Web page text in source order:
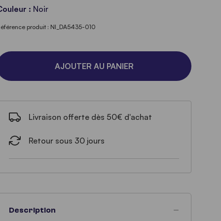
: Noir
produit : NI_DA5435-010
AJOUTER AU PANIER
Livraison offerte dès 50€ d'achat
Retour sous 30 jours
Description